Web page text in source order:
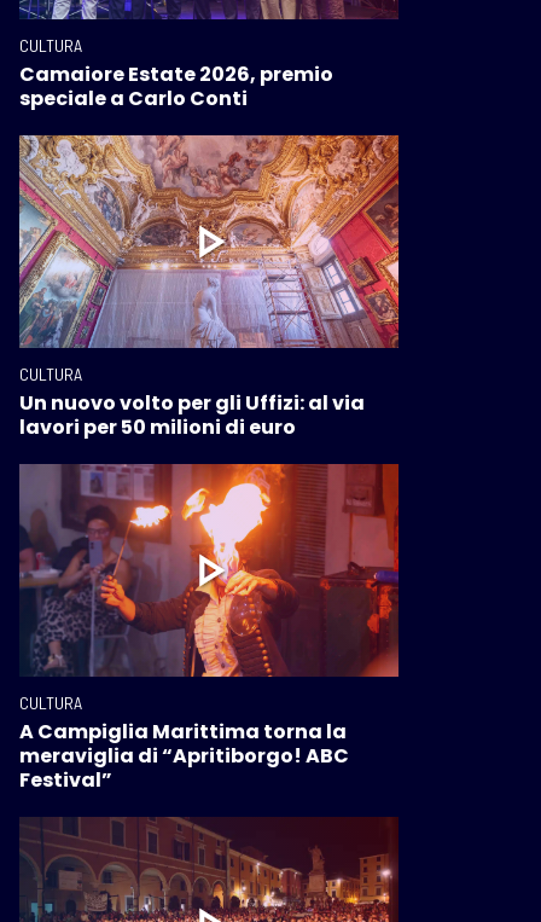
CULTURA
Camaiore Estate 2026, premio
speciale a Carlo Conti
CULTURA
Un nuovo volto per gli Uffizi: al via
lavori per 50 milioni di euro
CULTURA
A Campiglia Marittima torna la
meraviglia di “Apritiborgo! ABC
Festival”